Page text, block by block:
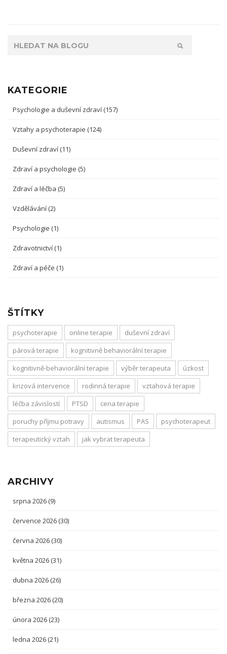
KATEGORIE
Psychologie a duševní zdraví (157)
Vztahy a psychoterapie (124)
Duševní zdraví (11)
Zdraví a psychologie (5)
Zdraví a léčba (5)
Vzdělávání (2)
Psychologie (1)
Zdravotnictví (1)
Zdraví a péče (1)
ŠTÍTKY
psychoterapie online terapie
duševní zdraví
párová terapie
kognitivně behaviorální terapie
kognitivně-behaviorální terapie
výběr terapeuta
úzkost
krizová intervence
rodinná terapie
vztahová terapie
léčba závislostí
PTSD
cena terapie
poruchy příjmu potravy
autismus PAS
psychoterapeut
terapeutický vztah
jak vybrat terapeuta
ARCHIVY
srpna 2026 (9)
července 2026 (30)
června 2026 (30)
května 2026 (31)
dubna 2026 (26)
března 2026 (20)
února 2026 (23)
ledna 2026 (21)